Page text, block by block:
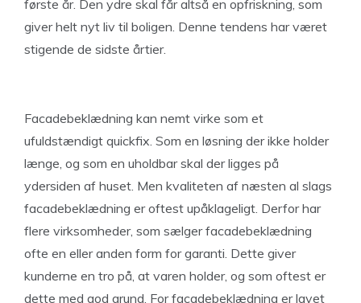
første år. Den ydre skal får altså en opfriskning, som
giver helt nyt liv til boligen. Denne tendens har været
stigende de sidste årtier.
Facadebeklædning kan nemt virke som et
ufuldstændigt quickfix. Som en løsning der ikke holder
længe, og som en uholdbar skal der ligges på
ydersiden af huset. Men kvaliteten af næsten al slags
facadebeklædning er oftest upåklageligt. Derfor har
flere virksomheder, som sælger facadebeklædning
ofte en eller anden form for garanti. Dette giver
kunderne en tro på, at varen holder, og som oftest er
dette med god grund. For facadebeklædning er lavet